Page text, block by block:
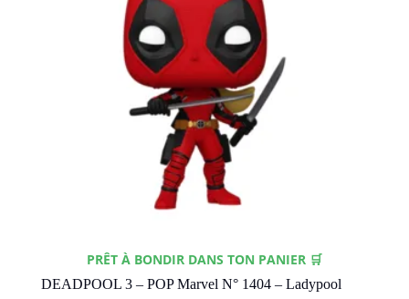
PRÊT À BONDIR DANS TON PANIER 🛒
DEADPOOL 3 – POP Marvel N° 1404 – Ladypool